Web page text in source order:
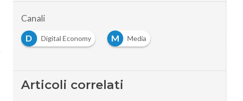
Canali
D
Digital Economy M Media
Articoli correlati